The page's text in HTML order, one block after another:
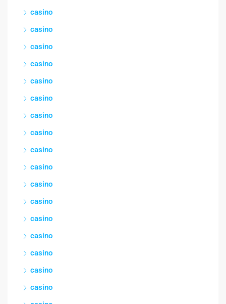
casino
casino
casino
casino
casino
casino
casino
casino
casino
casino
casino
casino
casino
casino
casino
casino
casino